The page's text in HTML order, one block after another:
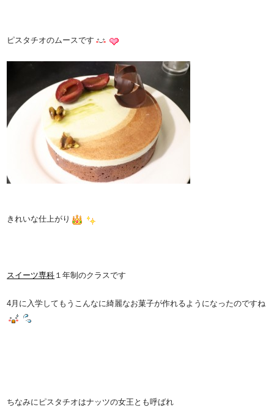
ピスタチオのムースです
きれいな仕上がり
スイーツ専科 １年制のクラスです
4月に入学してもうこんなに綺麗なお菓子が作れるようになったのですね
ちなみにピスタチオはナッツの女王とも呼ばれ